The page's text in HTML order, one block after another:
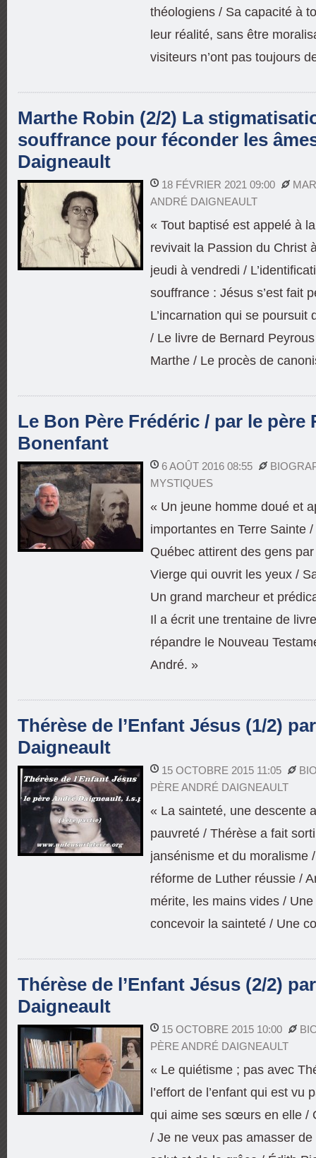
théologiens / Sa capacité à
leur réalité, sans être
visiteurs n’ont pas toujours
Marthe Robin (2/2) La
souffrance pour féconder les
Daigneault
18 FÉVRIER 2021 09:00
ANDRÉ DAIGNEAULT
« Tout baptisé est appelé à
revivait la Passion du Christ
jeudi à vendredi /
souffrance : Jésus s’est fait
L’incarnation qui se poursuit
/ Le livre de Bernard
Marthe / Le procès de
Le Bon Père Frédéric / par le père
Bonenfant
6 AOÛT 2016 08:55
MYSTIQUES
« Un jeune homme doué et
importantes en Terre Sainte
Québec attirent des gens
Vierge qui ouvrit les yeux /
Un grand marcheur et
Il a écrit une trentaine de
répandre le Nouveau
André. »
Thérèse de l’Enfant Jésus (1/2)
Daigneault
15 OCTOBRE 2015 11:05
PÈRE ANDRÉ DAIGNEAULT
« La sainteté, une descente
pauvreté / Thérèse a fait
jansénisme et du moralisme
réforme de Luther réussie /
mérite, les mains vides /
concevoir la sainteté / Une
Thérèse de l’Enfant Jésus (2/2)
Daigneault
15 OCTOBRE 2015 10:00
PÈRE ANDRÉ DAIGNEAULT
« Le quiétisme ; pas avec
l’effort de l’enfant qui est vu
qui aime ses sœurs en elle /
/ Je ne veux pas amasser